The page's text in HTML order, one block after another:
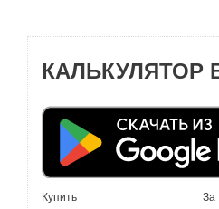
КАЛЬКУЛЯТОР
Купить За